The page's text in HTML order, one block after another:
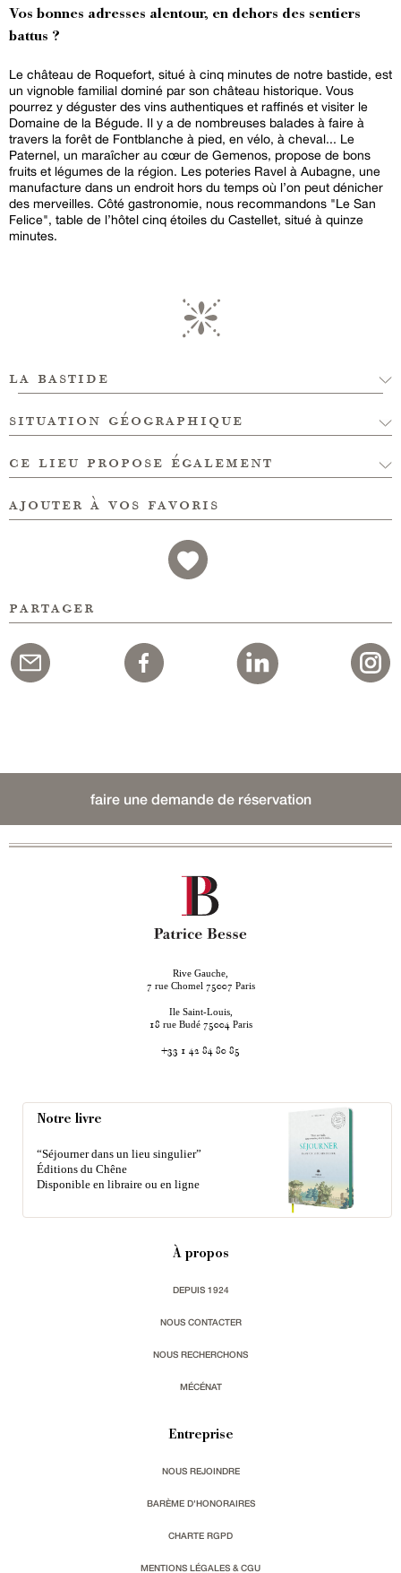
Vos bonnes adresses alentour, en dehors des sentiers
battus ?
Le château de Roquefort, situé à cinq minutes de notre bastide, est
un vignoble familial dominé par son château historique. Vous
pourrez y déguster des vins authentiques et raffinés et visiter le
Domaine de la Bégude. Il y a de nombreuses balades à faire à
travers la forêt de Fontblanche à pied, en vélo, à cheval... Le
Paternel, un maraîcher au cœur de Gemenos, propose de bons
fruits et légumes de la région. Les poteries Ravel à Aubagne, une
manufacture dans un endroit hors du temps où l’on peut dénicher
des merveilles. Côté gastronomie, nous recommandons "Le San
Felice", table de l’hôtel cinq étoiles du Castellet, situé à quinze
minutes.
la bastide
situation géographique
ce lieu propose également
ajouter à vos favoris
partager
faire une demande de réservation
Rive Gauche,
7 rue Chomel 75007 Paris
Ile Saint-Louis,
18 rue Budé 75004 Paris
+33 1 42 84 80 85
Notre livre
“Séjourner dans un lieu singulier”
Éditions du Chêne
Disponible en libraire ou en ligne
À propos
DEPUIS 1924
NOUS CONTACTER
NOUS RECHERCHONS
MÉCÉNAT
Entreprise
NOUS REJOINDRE
BARÈME D'HONORAIRES
CHARTE RGPD
MENTIONS LÉGALES & CGU